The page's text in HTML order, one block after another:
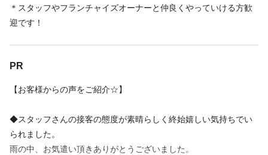
店舗名・勤務地
ロコラッシュ 新宿西口大ガード店
東京都 新宿区 西新宿7-9-15 新宿ダイカンプラザビズネス清田
地図アプリで見る
ロコラッシュ 新宿西口大ガード店
東京都 新宿区 西新宿7-9-15 新宿ダイカンプラザビズネス清田
ビル1005
地図を見る
地図アプリで見る
＊スタッフやフランチャイズオーナーと仲良くやっていける方歓
迎です！
PR
【お客様からの声をご紹介☆】
◆スタッフさんの接客の態度が素晴らしく終始嬉しい気持ちでい
られました。
雨の中、お気遣い頂きありがとうございました。